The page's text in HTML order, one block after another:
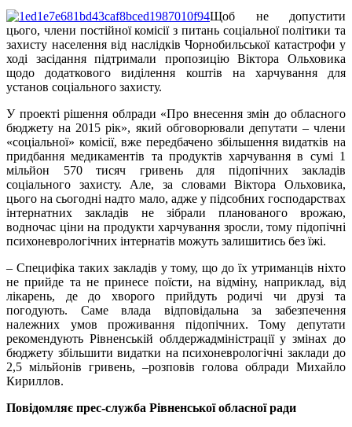
Щоб не допустити
цього, члени постійної комісії з питань соціальної політики та
захисту населення від наслідків Чорнобильської катастрофи у
ході засідання підтримали пропозицію Віктора Ольховика
щодо додаткового виділення коштів на харчування для
установ соціального захисту.
У проекті рішення облради «Про внесення змін до обласного
бюджету на 2015 рік», який обговорювали депутати – члени
«соціальної» комісії, вже передбачено збільшення видатків на
придбання медикаментів та продуктів харчування в сумі 1
мільйон 570 тисяч гривень для підопічних закладів
соціального захисту. Але, за словами Віктора Ольховика,
цього на сьогодні надто мало, адже у підсобних господарствах
інтернатних закладів не зібрали планованого врожаю,
водночас ціни на продукти харчування зросли, тому підопічні
психоневрологічних інтернатів можуть залишитись без їжі.
– Специфіка таких закладів у тому, що до їх утриманців ніхто
не прийде та не принесе поїсти, на відміну, наприклад, від
лікарень, де до хворого прийдуть родичі чи друзі та
погодують. Саме влада відповідальна за забезпечення
належних умов проживання підопічних. Тому депутати
рекомендують Рівненській облдержадміністрації у змінах до
бюджету збільшити видатки на психоневрологічні заклади до
2,5 мільйонів гривень, –розповів голова облради Михайло
Кириллов.
Повідомляє прес-служба Рівненської обласної ради